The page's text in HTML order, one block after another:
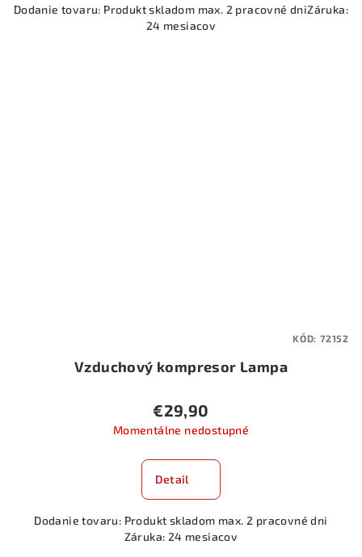
Dodanie tovaru: Produkt skladom max. 2 pracovné dniZáruka:
24 mesiacov
Vzduchový kompresor Lampa
€29,90
Momentálne nedostupné
Detail
Dodanie tovaru: Produkt skladom max. 2 pracovné dni
Záruka: 24 mesiacov
KÓD: 72152